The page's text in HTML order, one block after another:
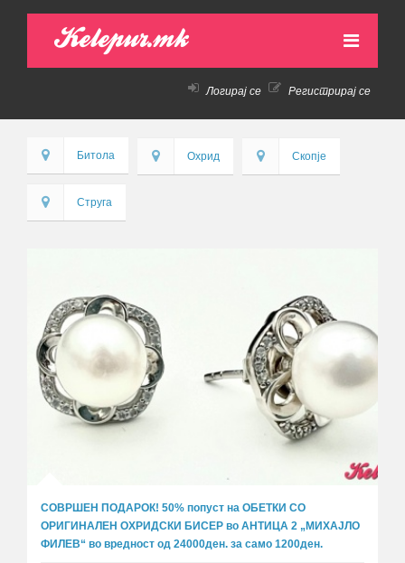
Kelepur.mk
ПРЕТХОДНИ ПОНУДИ
Логирај се Регистрирај се
Битола Охрид Скопје
Струга
СОВРШЕН ПОДАРОК! 50% попуст на ОБЕТКИ СО
ОРИГИНАЛЕН ОХРИДСКИ БИСЕР во АНТИЦА 2 „МИХАЈЛО
ФИЛЕВ“ во вредност од 24000ден. за само 1200ден.